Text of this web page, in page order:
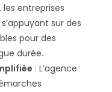
entreprises
sur des
pour des
durée.
: L’agence